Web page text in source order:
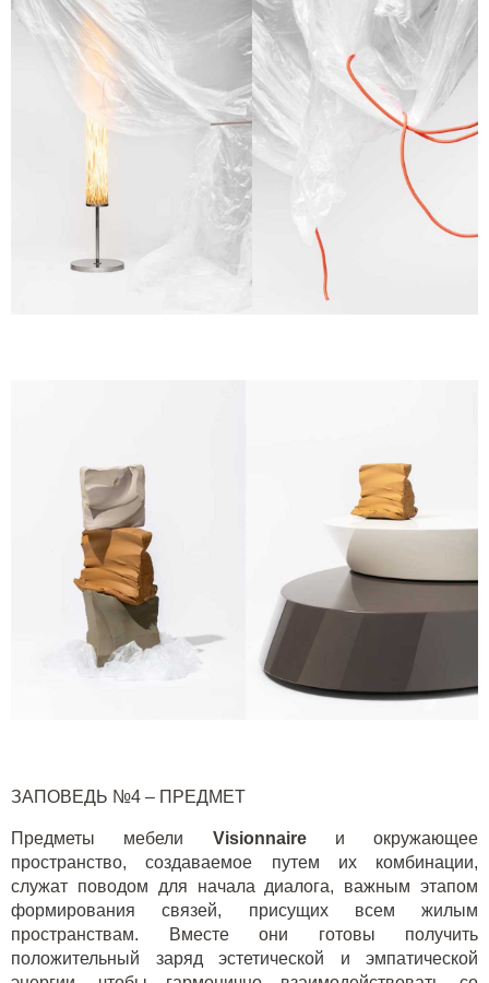
ЗАПОВЕДЬ №4 – ПРЕДМЕТ
Предметы мебели Visionnaireи окружающее
пространство, создаваемое путем их комбинации,
служат поводом для начала диалога, важным этапом
формирования связей, присущих всем жилым
пространствам. Вместе они готовы получить
положительный заряд эстетической и эмпатической